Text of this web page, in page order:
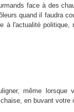
face à des
quand il faudra
à l'actualité politique,
même lorsque
en buvant votre